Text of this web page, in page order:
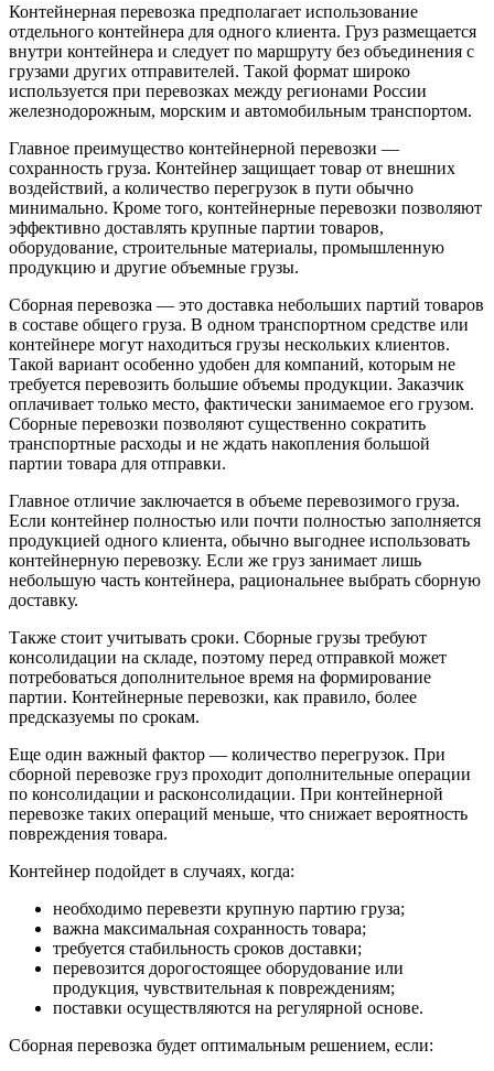
Контейнерная перевозка предполагает использование
отдельного контейнера для одного клиента. Груз размещается
внутри контейнера и следует по маршруту без объединения с
грузами других отправителей. Такой формат широко
используется при перевозках между регионами России
железнодорожным, морским и автомобильным транспортом.
Главное преимущество контейнерной перевозки —
сохранность груза. Контейнер защищает товар от внешних
воздействий, а количество перегрузок в пути обычно
минимально. Кроме того, контейнерные перевозки позволяют
эффективно доставлять крупные партии товаров,
оборудование, строительные материалы, промышленную
продукцию и другие объемные грузы.
Сборная перевозка — это доставка небольших партий товаров
в составе общего груза. В одном транспортном средстве или
контейнере могут находиться грузы нескольких клиентов.
Такой вариант особенно удобен для компаний, которым не
требуется перевозить большие объемы продукции. Заказчик
оплачивает только место, фактически занимаемое его грузом.
Сборные перевозки позволяют существенно сократить
транспортные расходы и не ждать накопления большой
партии товара для отправки.
Главное отличие заключается в объеме перевозимого груза.
Если контейнер полностью или почти полностью заполняется
продукцией одного клиента, обычно выгоднее использовать
контейнерную перевозку. Если же груз занимает лишь
небольшую часть контейнера, рациональнее выбрать сборную
доставку.
Также стоит учитывать сроки. Сборные грузы требуют
консолидации на складе, поэтому перед отправкой может
потребоваться дополнительное время на формирование
партии. Контейнерные перевозки, как правило, более
предсказуемы по срокам.
Еще один важный фактор — количество перегрузок. При
сборной перевозке груз проходит дополнительные операции
по консолидации и расконсолидации. При контейнерной
перевозке таких операций меньше, что снижает вероятность
повреждения товара.
Контейнер подойдет в случаях, когда:
необходимо перевезти крупную партию груза;
важна максимальная сохранность товара;
требуется стабильность сроков доставки;
перевозится дорогостоящее оборудование или
продукция, чувствительная к повреждениям;
поставки осуществляются на регулярной основе.
Сборная перевозка будет оптимальным решением, если: